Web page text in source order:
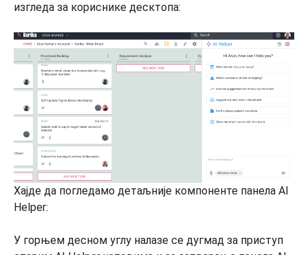
изгледа за кориснике десктопа:
Хајде да погледамо детаљније компоненте панела AI
Helper:
У горњем десном углу налазе се дугмад за приступ